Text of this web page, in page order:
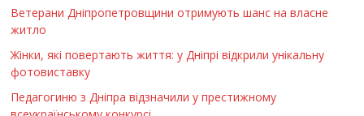
Ветерани Дніпропетровщини отримують шанс на власне
житло
Жінки, які повертають життя: у Дніпрі відкрили унікальну
фотовиставку
Педагогиню з Дніпра відзначили у престижному